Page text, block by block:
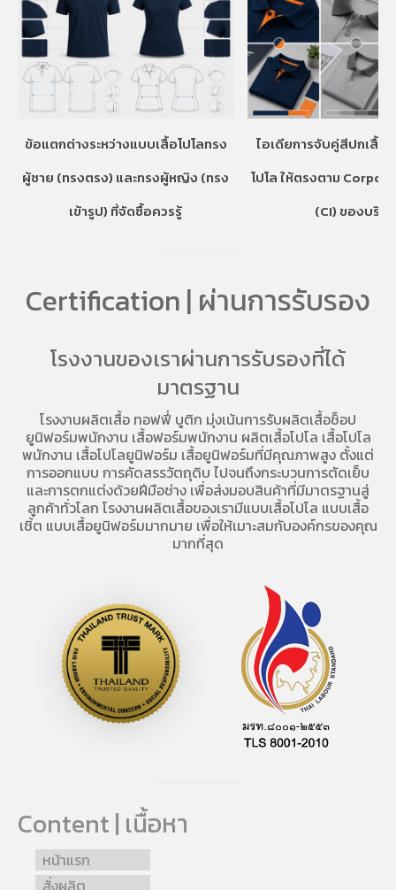
ข้อแตกต่างระหว่างแบบเสื้อโปโลทรง
ผู้ชาย (ทรงตรง) และทรงผู้หญิง (ทรง
เข้ารูป) ที่จัดซื้อควรรู้
ไอเดียการจับคู่สีปกเสื้อ
โปโล ให้ตรงตาม
(CI) ของบริษัท
Certification | ผ่านการรับรอง
โรงงานของเราผ่านการรับรองที่ได้
มาตรฐาน
โรงงานผลิตเสื้อ ทอฟฟี่ บูติก มุ่งเน้นการรับผลิตเสื้อช็อป
ยูนิฟอร์มพนักงาน เสื้อฟอร์มพนักงาน ผลิตเสื้อโปโล เสื้อโปโล
พนักงาน เสื้อโปโลยูนิฟอร์ม เสื้อยูนิฟอร์มที่มีคุณภาพสูง ตั้งแต่
การออกแบบ การคัดสรรวัตถุดิบ ไปจนถึงกระบวนการตัดเย็บ
และการตกแต่งด้วยฝีมือช่าง เพื่อส่งมอบสินค้าที่มีมาตรฐานสู่
ลูกค้าทั่วโลก โรงงานผลิตเสื้อของเรามีแบบเสื้อโปโล แบบเสื้อ
เชิ้ต แบบเสื้อยูนิฟอร์มมากมาย เพื่อให้เมาะสมกับองค์กรของคุณ
มากที่สุด
Content | เนื้อหา
หน้าแรก